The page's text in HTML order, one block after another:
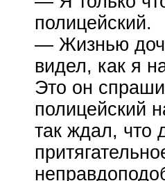
полицейский.
— Жизнью
видел, как я
Это он
полицейский
так ждал, что